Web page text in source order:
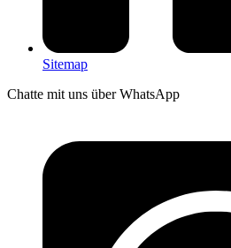
Sitemap
Chatte mit uns über WhatsApp